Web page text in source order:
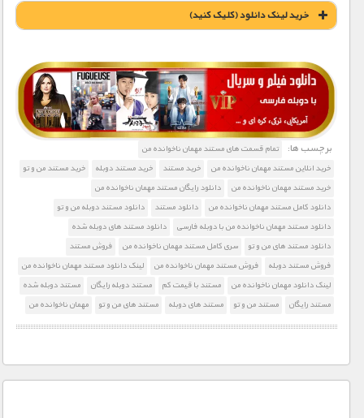
خريد لينک دانلود (کليک کنيد)
1900 تومان – خريد لينک دانلود (افزودن به سبد خريد)
برچسب ها:
تمام قسمت های مستند مهمان ناخوانده من
خرید انلاین مستند مهمان ناخوانده من
خرید مستند خرید مستند دوبله
خرید مستند من و تو
خرید مستند مهمان ناخوانده من
دانلود رایگان مستند مهمان ناخوانده من
دانلود کامل مستند مهمان ناخوانده من
دانلود مستند
دانلود مستند دوبله من و تو
دانلود مستند مهمان ناخوانده من با دوبله فارسی
دانلود مستند های دوبله شده
دانلود مستند های من و تو
سری کامل مستند مهمان ناخوانده من
فروش مستند
فروش مستند دوبله
فروش مستند مهمان ناخوانده من
لینک دانلود مستند مهمان ناخوانده من
لینک دانلود مهمان ناخوانده من
مستند با قیمت کم مستند دوبله رایگان
مستند دوبله شده
مستند رایگان
مستند من و تو مستند های دوبله مستند های من و تو مهمان ناخوانده من